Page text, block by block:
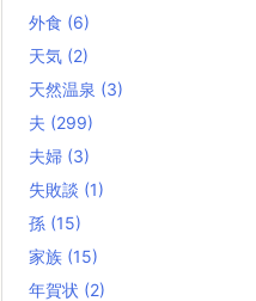
外食 (6)
天気 (2)
天然温泉 (3)
夫 (299)
夫婦 (3)
失敗談 (1)
孫 (15)
家族 (15)
年賀状 (2)